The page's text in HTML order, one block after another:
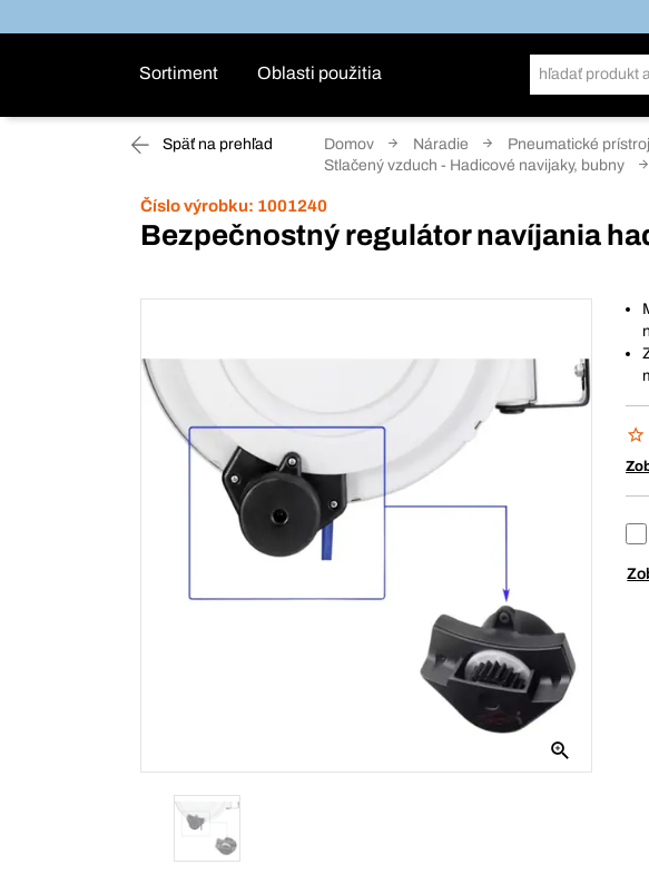
Sortiment Oblasti použitia
Späť na prehľad Domov Náradie Pneumatické
Stlačený vzduch - Hadicové navijaky, bubny
Číslo výrobku: 1001240
Bezpečnostný regulátor navíjania